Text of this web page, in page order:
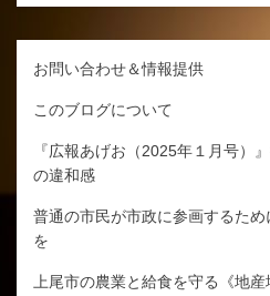
お問い合わせ＆情報提供
このブログについて
『広報あげお（2025年１月号）
の違和感
普通の市民が市政に参画するた
を
上尾市の農業と給食を守る《地